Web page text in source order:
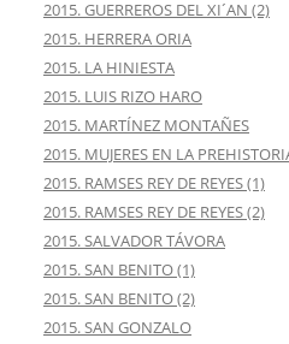
2015. GUERREROS DEL XI´AN (2)
2015. HERRERA ORIA
2015. LA HINIESTA
2015. LUIS RIZO HARO
2015. MARTÍNEZ MONTAÑES
2015. MUJERES EN LA
2015. RAMSES REY DE REYES (1)
2015. RAMSES REY DE REYES (2)
2015. SALVADOR TÁVORA
2015. SAN BENITO (1)
2015. SAN BENITO (2)
2015. SAN GONZALO